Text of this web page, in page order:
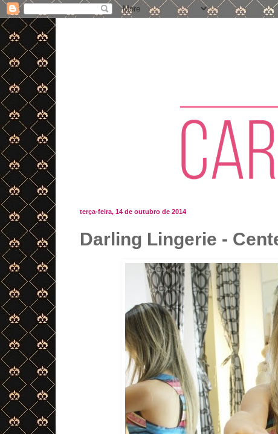
terça-feira, 14 de outubro de 2014
Darling Lingerie -